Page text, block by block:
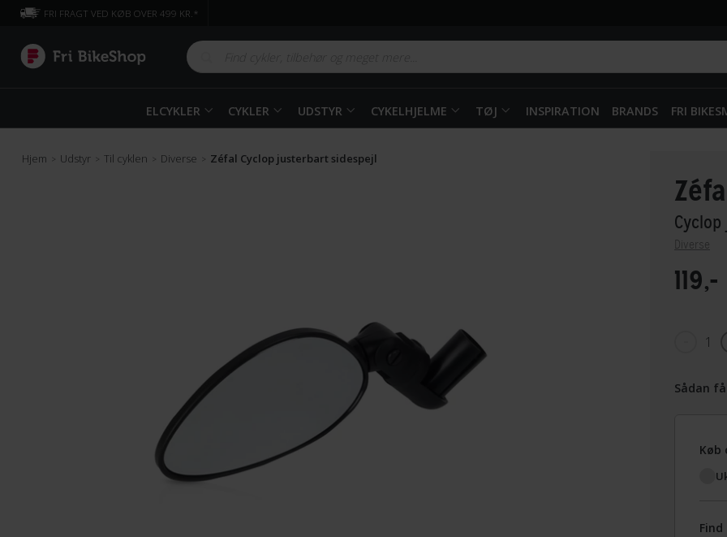
FRI FRAGT VED KØB OVER 499 KR.*
ELCYKLER CYKLER UDSTYR CYKELHJELME TØJ INSPIRATION BRANDS FRI
Hjem > Udstyr > Til cyklen > Diverse > Zéfal Cyclop justerbart sidespejl
Diverse
119,-
1
Sådan
Køb